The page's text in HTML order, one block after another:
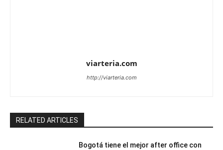
viarteria.com
http://viarteria.com
RELATED ARTICLES
Bogotá tiene el mejor after office con